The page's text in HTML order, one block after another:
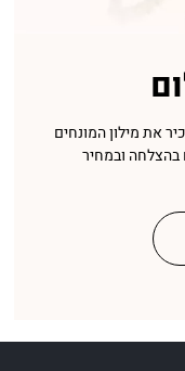
את מילון המונחים
בהצלחה ובמחיר